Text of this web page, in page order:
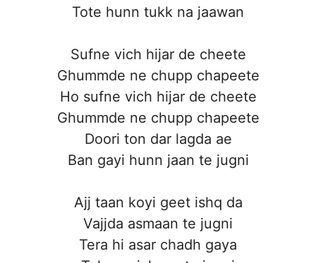
Tote hunn tukk na jaawan
Sufne vich hijar de cheete
Ghummde ne chupp chapeete
Ho sufne vich hijar de cheete
Ghummde ne chupp chapeete
Doori ton dar lagda ae
Ban gayi hunn jaan te jugni
Ajj taan koyi geet ishq da
Vajjda asmaan te jugni
Tera hi asar chadh gaya